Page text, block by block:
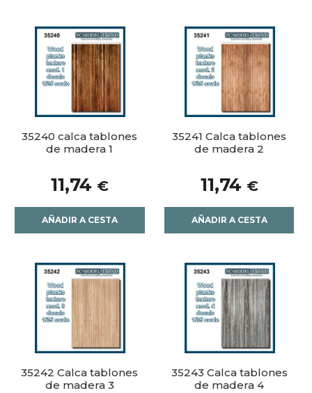
35240 calca tablones
de madera 1
11,74 €
AÑADIR A CESTA
35241 Calca tablones
de madera 2
11,74 €
AÑADIR A CESTA
35242 Calca tablones
de madera 3
35243 Calca tablones
de madera 4